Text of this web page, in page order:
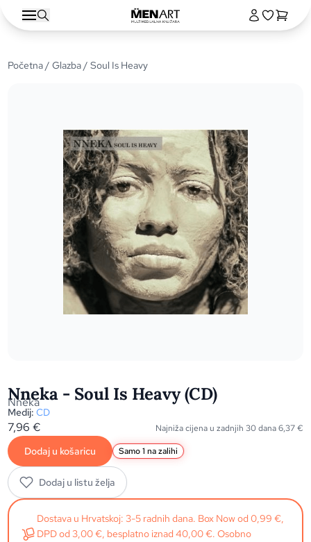
Početna/Glazba/ Soul Is Heavy
Nneka - Soul Is Heavy (CD)
Nneka
Medij: CD
7,96€ Najniža cijena u zadnjih 30 dana6,37€
Dodaj u košaricu Samo 1 na zalihi
Dodaj u listu želja
Dostava u Hrvatskoj: 3-5 radnih dana. Box Now od 0,99 €,
DPD od 3,00 €, besplatno iznad 40,00 €. Osobno